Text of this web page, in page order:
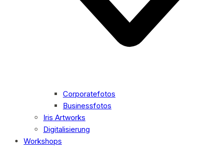
Corporatefotos
Businessfotos
Iris Artworks
Digitalisierung
Workshops